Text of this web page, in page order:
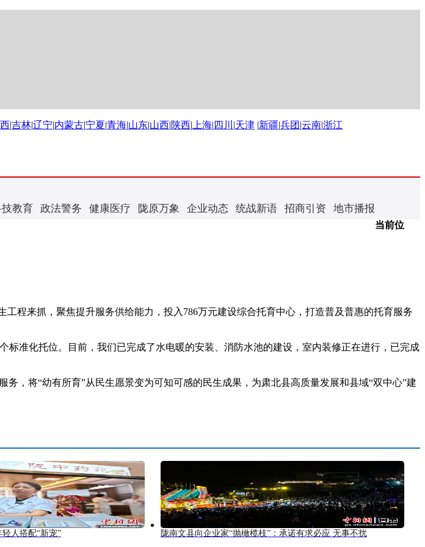
|吉林|辽宁|内蒙古|宁夏|青海|山东|山西|陕西| 上海| 四川 |天津 |新疆|兵团 |云南|浙江
教育 政法警务 健康医疗 陇原万象 企业动态 统战新语 招商引资 地市播报
当前位
来抓，聚焦提升服务供给能力，投入786万元建设综合托育中心，打造普及普惠的托育服务
准化托位。目前，我们已完成了水电暖的安装、消防水池的建设，室内装修正在进行，已完成
将“幼有所育”从民生愿景变为可知可感的民生成果，为肃北县高质量发展和县域“双中心”建
人搭配“新宠” 陇南文县向企业家“抛橄榄枝”：承诺有求必应 无事不扰